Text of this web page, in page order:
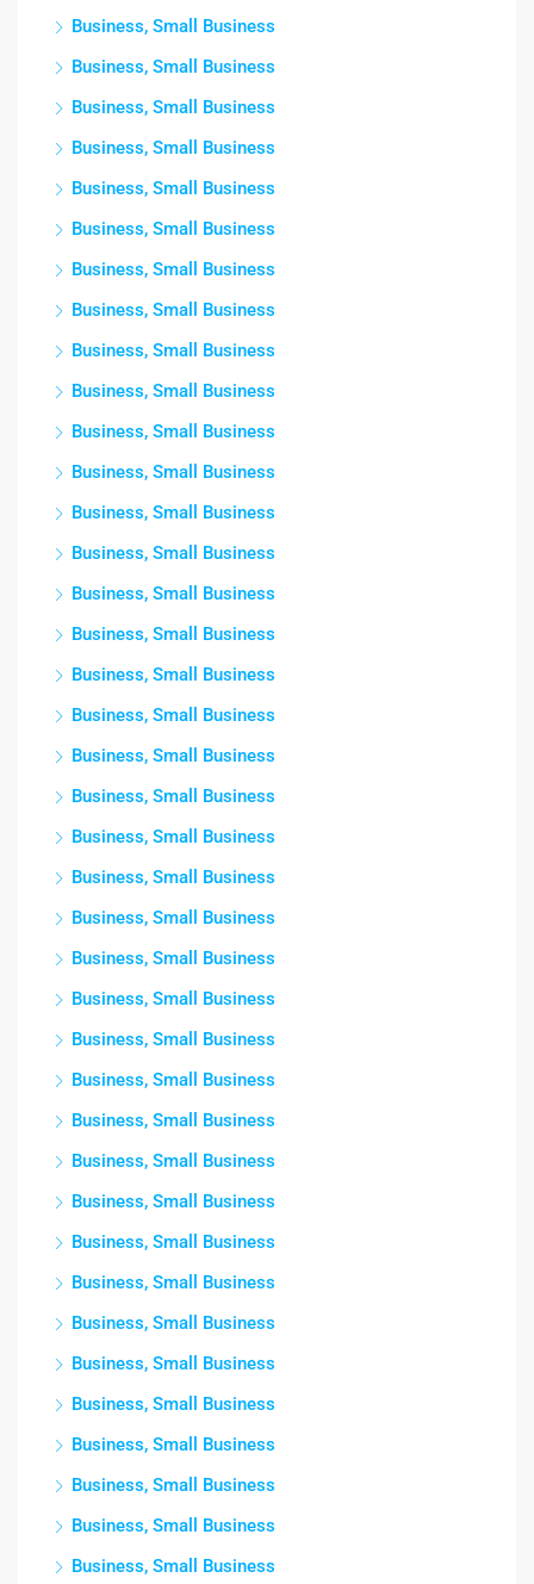
Business, Small Business
Business, Small Business
Business, Small Business
Business, Small Business
Business, Small Business
Business, Small Business
Business, Small Business
Business, Small Business
Business, Small Business
Business, Small Business
Business, Small Business
Business, Small Business
Business, Small Business
Business, Small Business
Business, Small Business
Business, Small Business
Business, Small Business
Business, Small Business
Business, Small Business
Business, Small Business
Business, Small Business
Business, Small Business
Business, Small Business
Business, Small Business
Business, Small Business
Business, Small Business
Business, Small Business
Business, Small Business
Business, Small Business
Business, Small Business
Business, Small Business
Business, Small Business
Business, Small Business
Business, Small Business
Business, Small Business
Business, Small Business
Business, Small Business
Business, Small Business
Business, Small Business